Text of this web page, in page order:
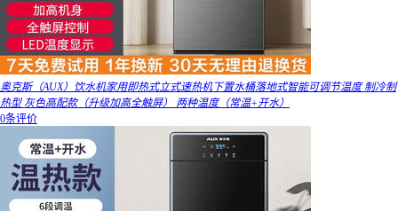
奥克斯（AUX）饮水机家用即热式立式速热机下置水桶落地式智能可调节温度 制冷制
热型 灰色高配款（升级加高全触屏） 两种温度（常温+开水）
0条评价